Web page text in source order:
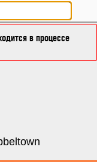
в процессе